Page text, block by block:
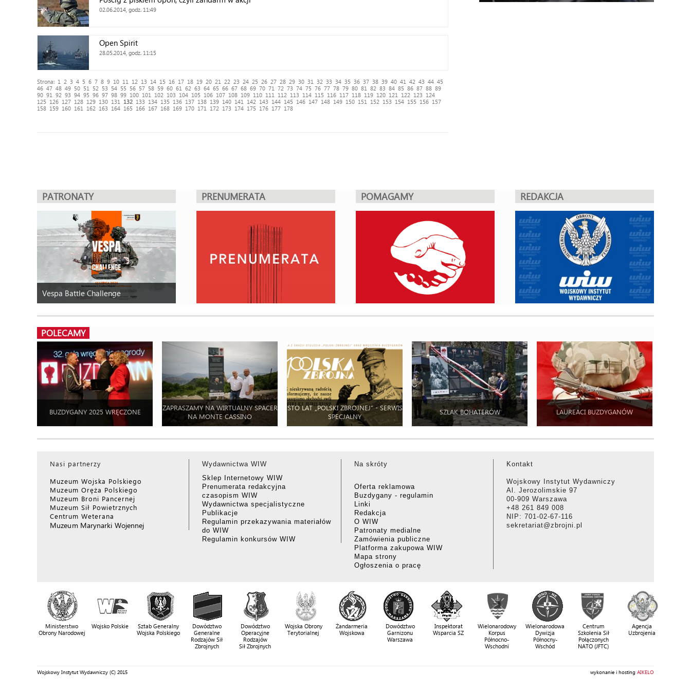
02.06.2014, godz. 11:49
Open Spirit
28.05.2014, godz. 11:15
Strona: 1 2 3 4 5 6 7 8 9 10 11 12 13 14 15 16 17 18 19 20 21 22 23 24 25 26 27 28 29 30 31 32 33 34 35 36 37 38 39 40 41 42 43 44 45
46 47 48 49 50 51 52 53 54 55 56 57 58 59 60 61 62 63 64 65 66 67 68 69 70 71 72 73 74 75 76 77 78 79 80 81 82 83 84 85 86 87 88 89
90 91 92 93 94 95 96 97 98 99 100 101 102 103 104 105 106 107 108 109 110 111 112 113 114 115 116 117 118 119 120 121 122 123
124
125
126 127 128 129 130 131 132 133 134 135 136 137 138 139 140 141 142 143 144 145 146 147 148 149 150 151 152 153 154 155 156 157
158 159 160 161 162 163 164 165 166 167 168 169 170 171 172 173 174 175 176 177 178
PATRONATY
Vespa Battle Challenge
PRENUMERATA POMAGAMY REDAKCJA
POLECAMY
BUZDYGANY 2025 WRĘCZONE
ZAPRASZAMY NA WIRTUALNY SPACER
NA MONTE CASSINO
STO LAT „POLSKI ZBROJNEJ” - SERWIS
SPECJALNY
SZLAK BOHATERÓW LAUREACI BUZDYGANÓW
Nasi partnerzy
Muzeum Wojska Polskiego
Muzeum Oręża Polskiego
Muzeum Broni Pancernej
Muzeum Sił Powietrznych
Centrum Weterana
Muzeum Marynarki Wojennej
Wydawnictwa WIW
Sklep Internetowy WIW
Prenumerata redakcyjna
czasopism WIW
Wydawnictwa specjalistyczne
Publikacje
Regulamin przekazywania materiałów
do WIW
Regulamin konkursów WIW
Na skróty
Oferta reklamowa
Buzdygany - regulamin
Linki
Redakcja
O WIW
Patronaty medialne
Zamówienia publiczne
Platforma zakupowa WIW
Mapa strony
Ogłoszenia o pracę
Kontakt
Wojskowy Instytut Wydawniczy
Al. Jerozolimskie 97
00-909 Warszawa
+48 261 849 008
NIP: 701-02-67-116
sekretariat@zbrojni.pl
Ministerstwo
Obrony Narodowej
Wojsko Polskie
Sztab Generalny
Wojska Polskiego
Dowództwo
Generalne
Rodzajów Sił
Zbrojnych
Dowództwo
Operacyjne
Rodzajów
Sił Zbrojnych
Wojska Obrony
Terytorialnej
Żandarmeria
Wojskowa
Dowództwo
Garnizonu
Warszawa
Inspektorat
Wsparcia SZ
Wielonarodowy
Korpus
Północno-
Wschodni
Wielonarodowa
Dywizja
Północny-
Wschód
Centrum
Szkolenia Sił
Połączonych
NATO (JFTC)
Agencja
Uzbrojenia
Wojskowy Instytut Wydawniczy (C) 2015 wykonanie i hosting AIKELO